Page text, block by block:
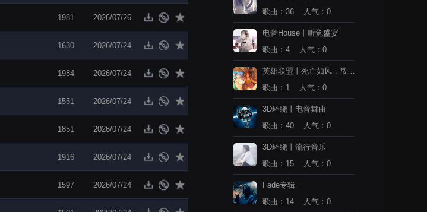
1981 2026/07/26
1630 2026/07/24
1984 2026/07/24
1551 2026/07/24
1851 2026/07/24
1916 2026/07/24
1597 2026/07/24
歌曲：36 人气：0
电音House丨听觉盛宴
歌曲：4 人气：0
英雄联盟丨死亡如风，常伴
歌曲：1 人气：0
3D环绕丨电音舞曲
歌曲：40 人气：0
3D环绕丨流行音乐
歌曲：15 人气：0
Fade专辑
歌曲：14 人气：0